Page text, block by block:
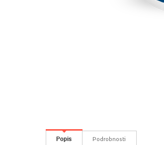
Popis Podrobnosti